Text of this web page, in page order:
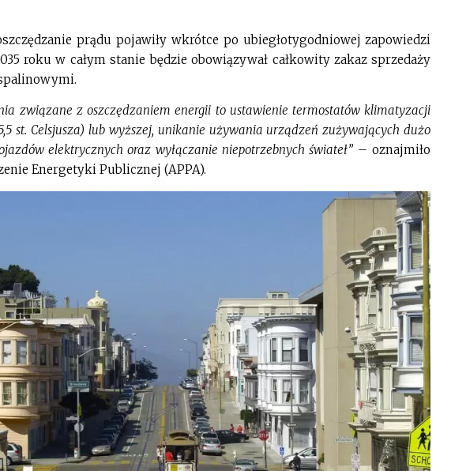
prądu pojawiły wkrótce po ubiegłotygodniowej zapowiedzi
roku w całym stanie będzie obowiązywał całkowity zakaz sprzedaży
związane z oszczędzaniem energii to ustawienie termostatów klimatyzacji
st. Celsjusza) lub wyższej, unikanie używania urządzeń zużywających dużo
elektrycznych oraz wyłączanie niepotrzebnych świateł”– oznajmiło
Energetyki Publicznej (APPA).